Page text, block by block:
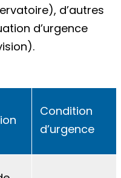
d’autres
d’urgence
Condition
d’urgence